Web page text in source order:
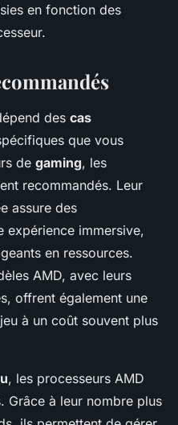
en fonction des
des cas
que vous
de gaming, les
recommandés. Leur
assure des
expérience immersive,
en ressources.
AMD, avec leurs
offrent également une
à un coût souvent plus
, les processeurs AMD
Grâce à leur nombre plus